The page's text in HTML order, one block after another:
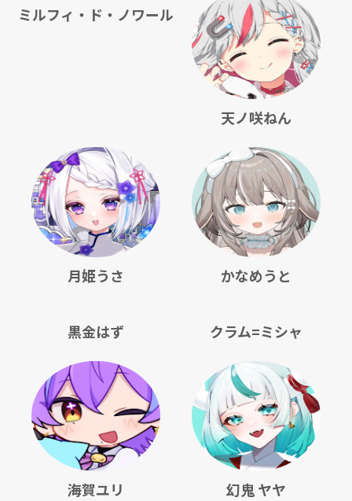
ミルフィ・ド・ノワール
天ノ咲ねん
月姫うさ かなめうと
黒金はず クラム=ミシャ
海賀ユリ 幻鬼 ヤヤ